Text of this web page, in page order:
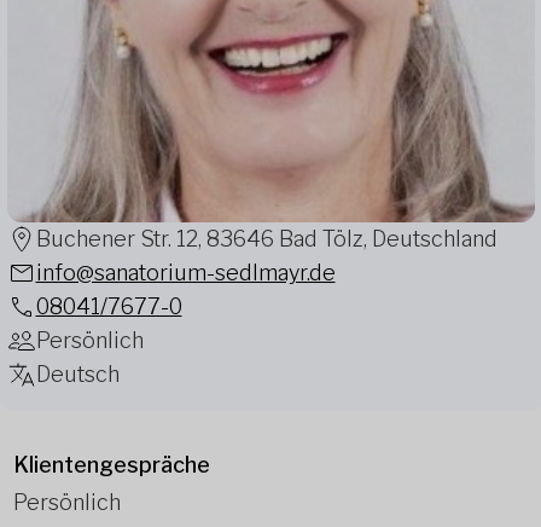
Buchener Str. 12, 83646 Bad Tölz, Deutschland
info@sanatorium-sedlmayr.de
08041/7677-0
Persönlich
Deutsch
Klientengespräche
Persönlich